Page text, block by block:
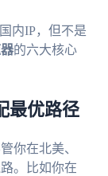
内IP，但不是
的六大核心
最优路径
你在北美、
。比如你在